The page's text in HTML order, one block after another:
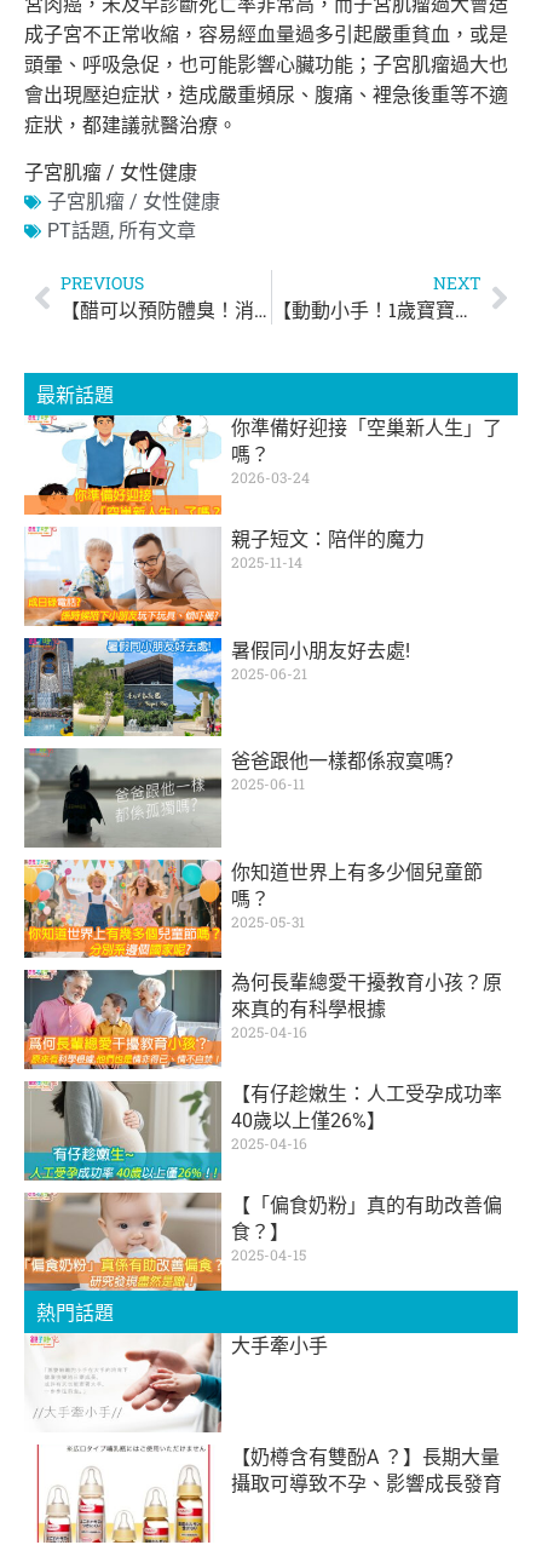
成子宮不正常收縮， 容易經血量過多引起嚴重貧血，或是
頭暈、呼吸急促， 也可能影響心臟功能；子宮肌瘤過大也
會出現壓迫症狀， 造成嚴重頻尿、腹痛、裡急後重等不適
症狀，都建議就醫治療。
子宮肌瘤 / 女性健康
子宮肌瘤 / 女性健康
PT話題, 所有文章
PREVIOUS
【醋可以預防體臭！消除疲勞？！】
NEXT
【動動小手！1歲寶寶手部動作訓練】
最新話題
你準備好迎接「空巢新人生」了
嗎？
2026-03-24
親子短文：陪伴的魔力
2025-11-14
暑假同小朋友好去處!
2025-06-21
爸爸跟他一樣都係寂寞嗎?
2025-06-11
你知道世界上有多少個兒童節
嗎？
2025-05-31
為何長輩總愛干擾教育小孩？原
來真的有科學根據
2025-04-16
【有仔趁嫩生：人工受孕成功率
40歲以上僅26%】
2025-04-16
【「偏食奶粉」真的有助改善偏
食？】
2025-04-15
熱門話題
大手牽小手
【奶樽含有雙酚A ？】長期大量
攝取可導致不孕、影響成長發育